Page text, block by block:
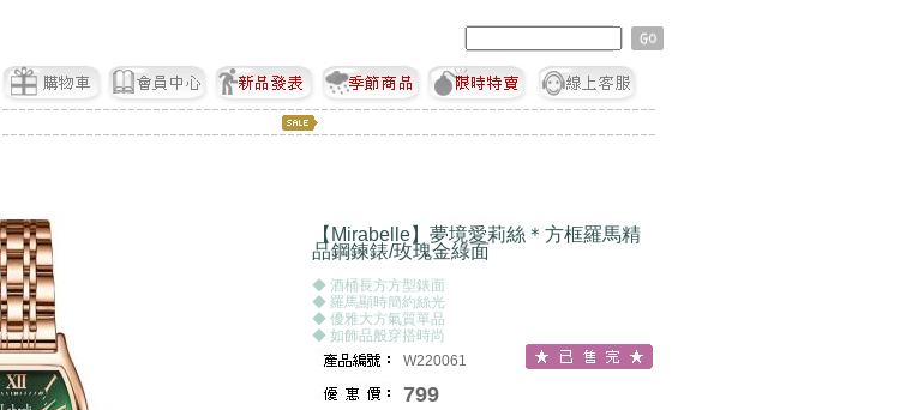
【Mirabelle】夢境愛莉絲＊方框羅馬精
品鋼鍊錶/玫瑰金綠面
◆ 酒桶長方方型錶面
◆ 羅馬顯時簡約絲光
◆ 優雅大方氣質單品
◆ 如飾品般穿搭時尚
W220061
799